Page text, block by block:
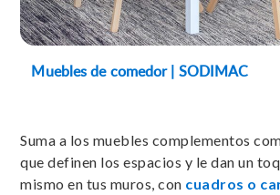
Muebles de comedor | SODIMAC
Suma a los muebles complementos
que definen los espacios y le dan un
mismo en tus muros, con cuadros o